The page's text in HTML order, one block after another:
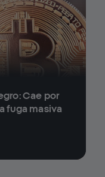
Cae por
fuga masiva